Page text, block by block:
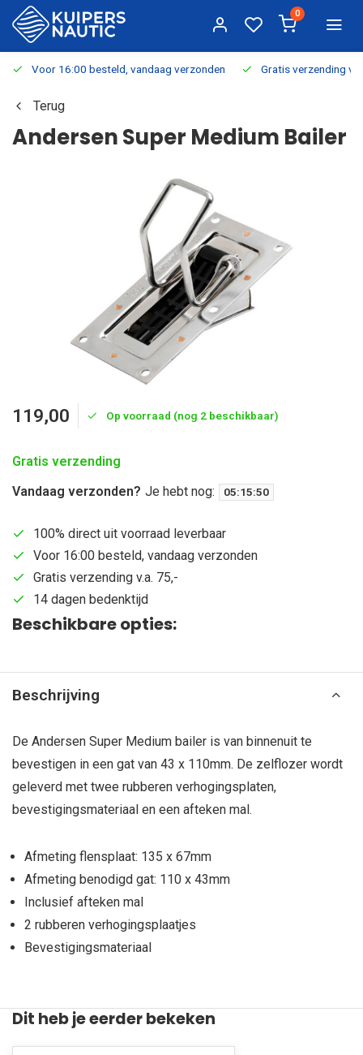
0
Voor 16:00 besteld, vandaag verzonden Gratis verzending
Terug
Andersen Super Medium Bailer
119,00 Op voorraad (nog 2 beschikbaar)
Gratis verzending
Vandaag verzonden? Je hebt nog: 05:15:49
100% direct uit voorraad leverbaar
Voor 16:00 besteld, vandaag verzonden
Gratis verzending v.a. 75,-
14 dagen bedenktijd
Beschikbare opties:
Beschrijving
De Andersen Super Medium bailer is van binnenuit te
bevestigen in een gat van 43 x 110mm. De zelflozer wordt
geleverd met twee rubberen verhogingsplaten,
bevestigingsmateriaal en een afteken mal.
Afmeting flensplaat: 135 x 67mm
Afmeting benodigd gat: 110 x 43mm
Inclusief afteken mal
2 rubberen verhogingsplaatjes
Bevestigingsmateriaal
Dit heb je eerder bekeken